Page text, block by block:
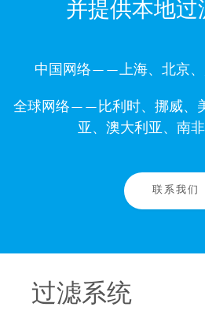
并提供本地过
中国网络——上海、北京、
全球网络——比利时、挪威、
亚、澳大利亚、南非
联系我们
过滤系统